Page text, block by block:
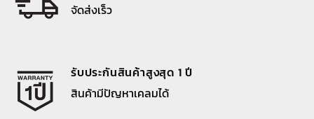
จัดส่งเร็ว
รับประกันสินค้าสูงสุด 1 ปี
สินค้ามีปัญหาเคลมได้